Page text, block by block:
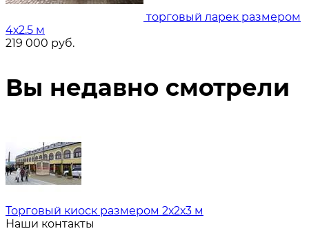
торговый ларек размером
4х2.5 м
219 000 руб.
Вы недавно смотрели
Торговый киоск размером 2х2х3 м
Наши контакты